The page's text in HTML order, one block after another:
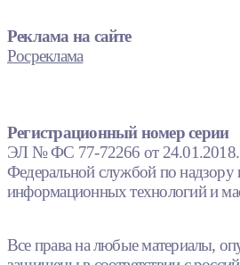
Реклама на сайте
Росреклама
Регистрационный номер серии
ЭЛ № ФС 77-72266 от 24.01.2018.
Федеральной службой по надзору
информационных технологий и
Все права на любые материалы,